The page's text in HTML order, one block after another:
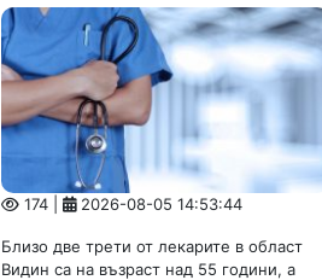
174 | 2026-08-05 14:53:44
Близо две трети от лекарите в област
Видин са на възраст над 55 години, а